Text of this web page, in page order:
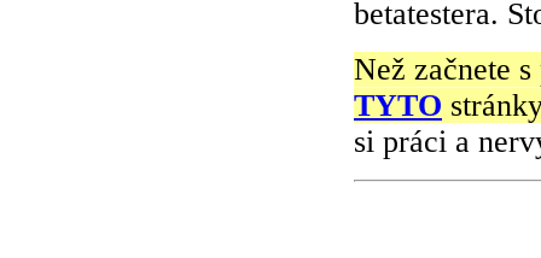
betatestera.
Než začnete
TYTO
si práci a